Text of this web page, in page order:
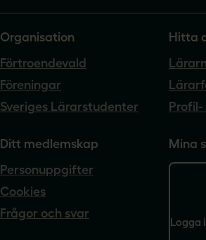
Organisation
Förtroendevald
Föreningar
Sveriges Lärarstudenter
Hitta
Ditt medlemskap
Personuppgifter
Cookies
Frågor och svar
Mina
Logga